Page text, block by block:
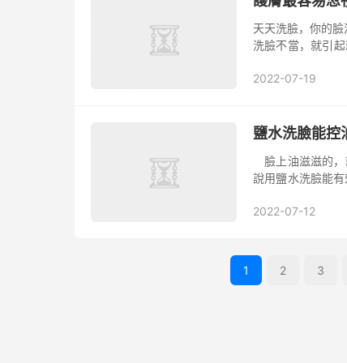
天天洗臉，你的
洗臉不當，就引
品時，應...
2022-07-19
鹽水洗臉能控
臉上油滋滋的，
說用鹽水洗臉能
攪拌...
2022-07-12
1 2 3